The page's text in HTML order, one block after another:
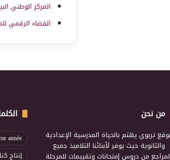
المركز الوطني
الفضاء الرقمي
من نحن
تربوي يهتم بالحياة المدرسية الإعدادية
والثانوية حيث يوفر لأبنائنا التلاميذ جميع
من دروس إمتحانات وتقييمات للمرحلة
année
إنتاج